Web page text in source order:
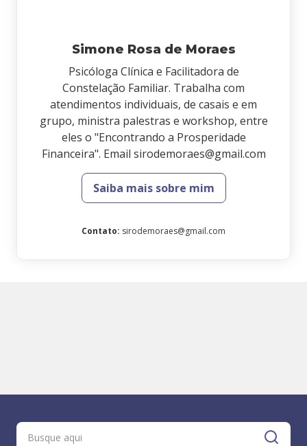
Simone Rosa de Moraes
Psicóloga Clínica e Facilitadora de
Constelação Familiar. Trabalha com
atendimentos individuais, de casais e em
grupo, ministra palestras e workshop, entre
eles o "Encontrando a Prosperidade
Financeira". Email sirodemoraes@gmail.com
Saiba mais sobre mim
Contato: sirodemoraes@gmail.com